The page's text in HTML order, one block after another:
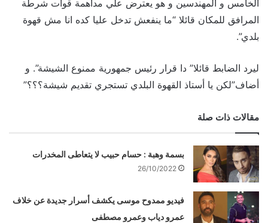
الخامس و المهندسين و هو يعترض علي مداهمة قوات شرطة
المرافق للمكان قائلا “ما ينفعش تدخل عليا كده انا مش قهوة
بلدي”.
ليرد الضابط قائلا” دا قرار رئيس جمهورية ممنوع الشيشة”. و
أضاف”لكن يا أستاذ القهوة البلدي تستجري تقديم شيشة؟؟؟”
مقالات ذات صلة
بسمة وهبة : حسام حبيب لا يتعاطى المخدرات
26/10/2022
فيديو ممدوح موسى يكشف أسرار جديدة عن خلاف
عمرو دياب وعمرو مصطفى